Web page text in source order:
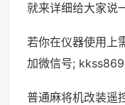
就来详细给大家说
若你在仪器使用上
加微信号;
普通麻将机改装遥